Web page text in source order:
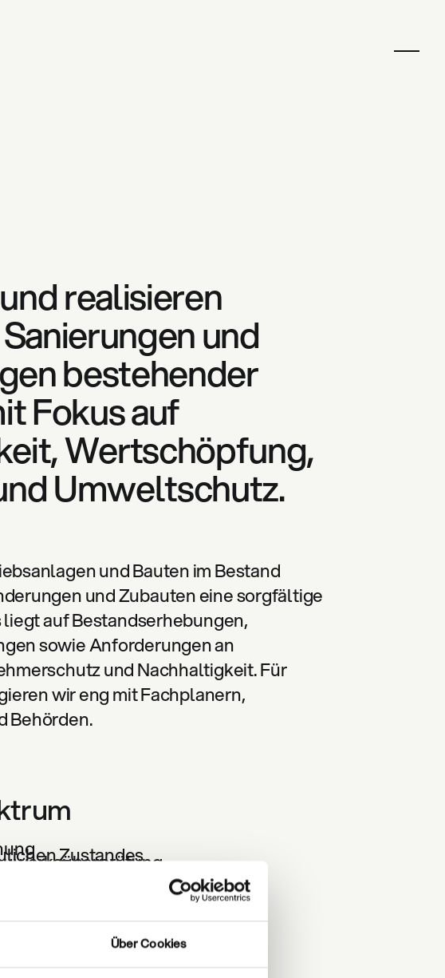
Über Cookies
realisieren
und
bestehender
Fokus auf
Wertschöpfung,
Umweltschutz.
und Bauten im Bestand
und Zubauten eine sorgfältige
liegt auf Bestandserhebungen,
sowie Anforderungen an
und Nachhaltigkeit. Für
wir eng mit Fachplanern,
Behörden.
Zustandes
Schadensgutachten
von Sanierungen